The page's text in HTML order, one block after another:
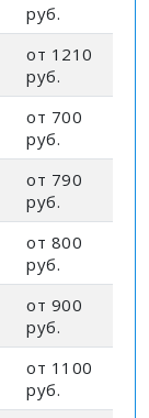
руб.
от 1210
руб.
от 700
руб.
от 790
руб.
от 800
руб.
от 900
руб.
от 1100
руб.